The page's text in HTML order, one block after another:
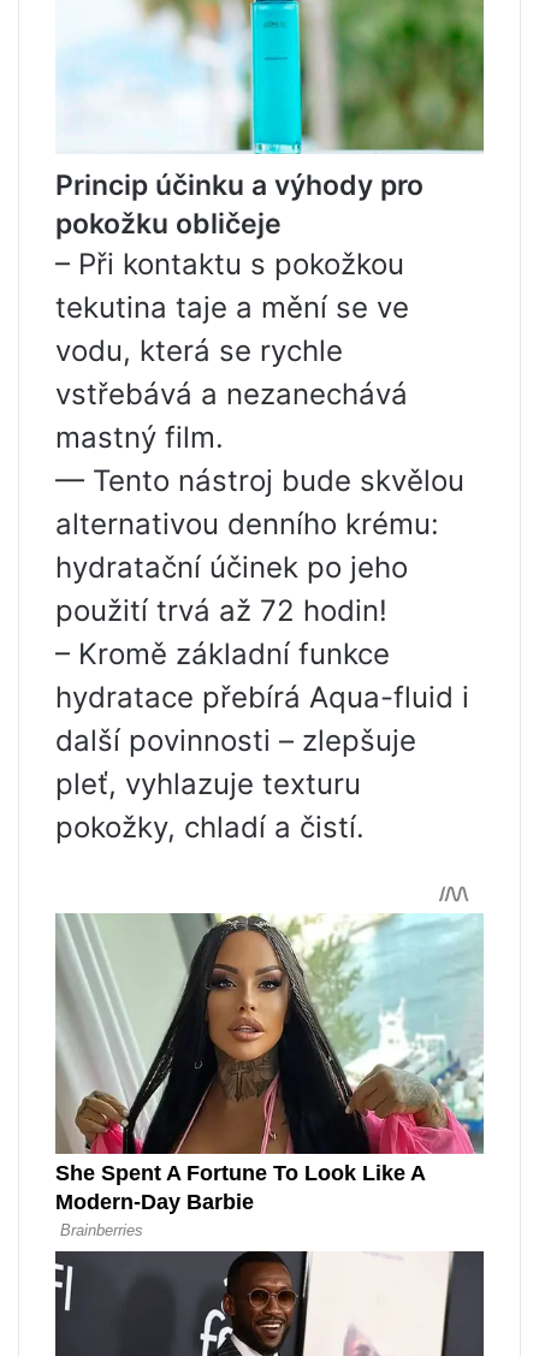
Princip účinku a výhody pro
pokožku obličeje
– Při kontaktu s pokožkou
tekutina taje a mění se ve
vodu, která se rychle
vstřebává a nezanechává
mastný film.
— Tento nástroj bude skvělou
alternativou denního krému:
hydratační účinek po jeho
použití trvá až 72 hodin!
– Kromě základní funkce
hydratace přebírá Aqua-fluid i
další povinnosti – zlepšuje
pleť, vyhlazuje texturu
pokožky, chladí a čistí.